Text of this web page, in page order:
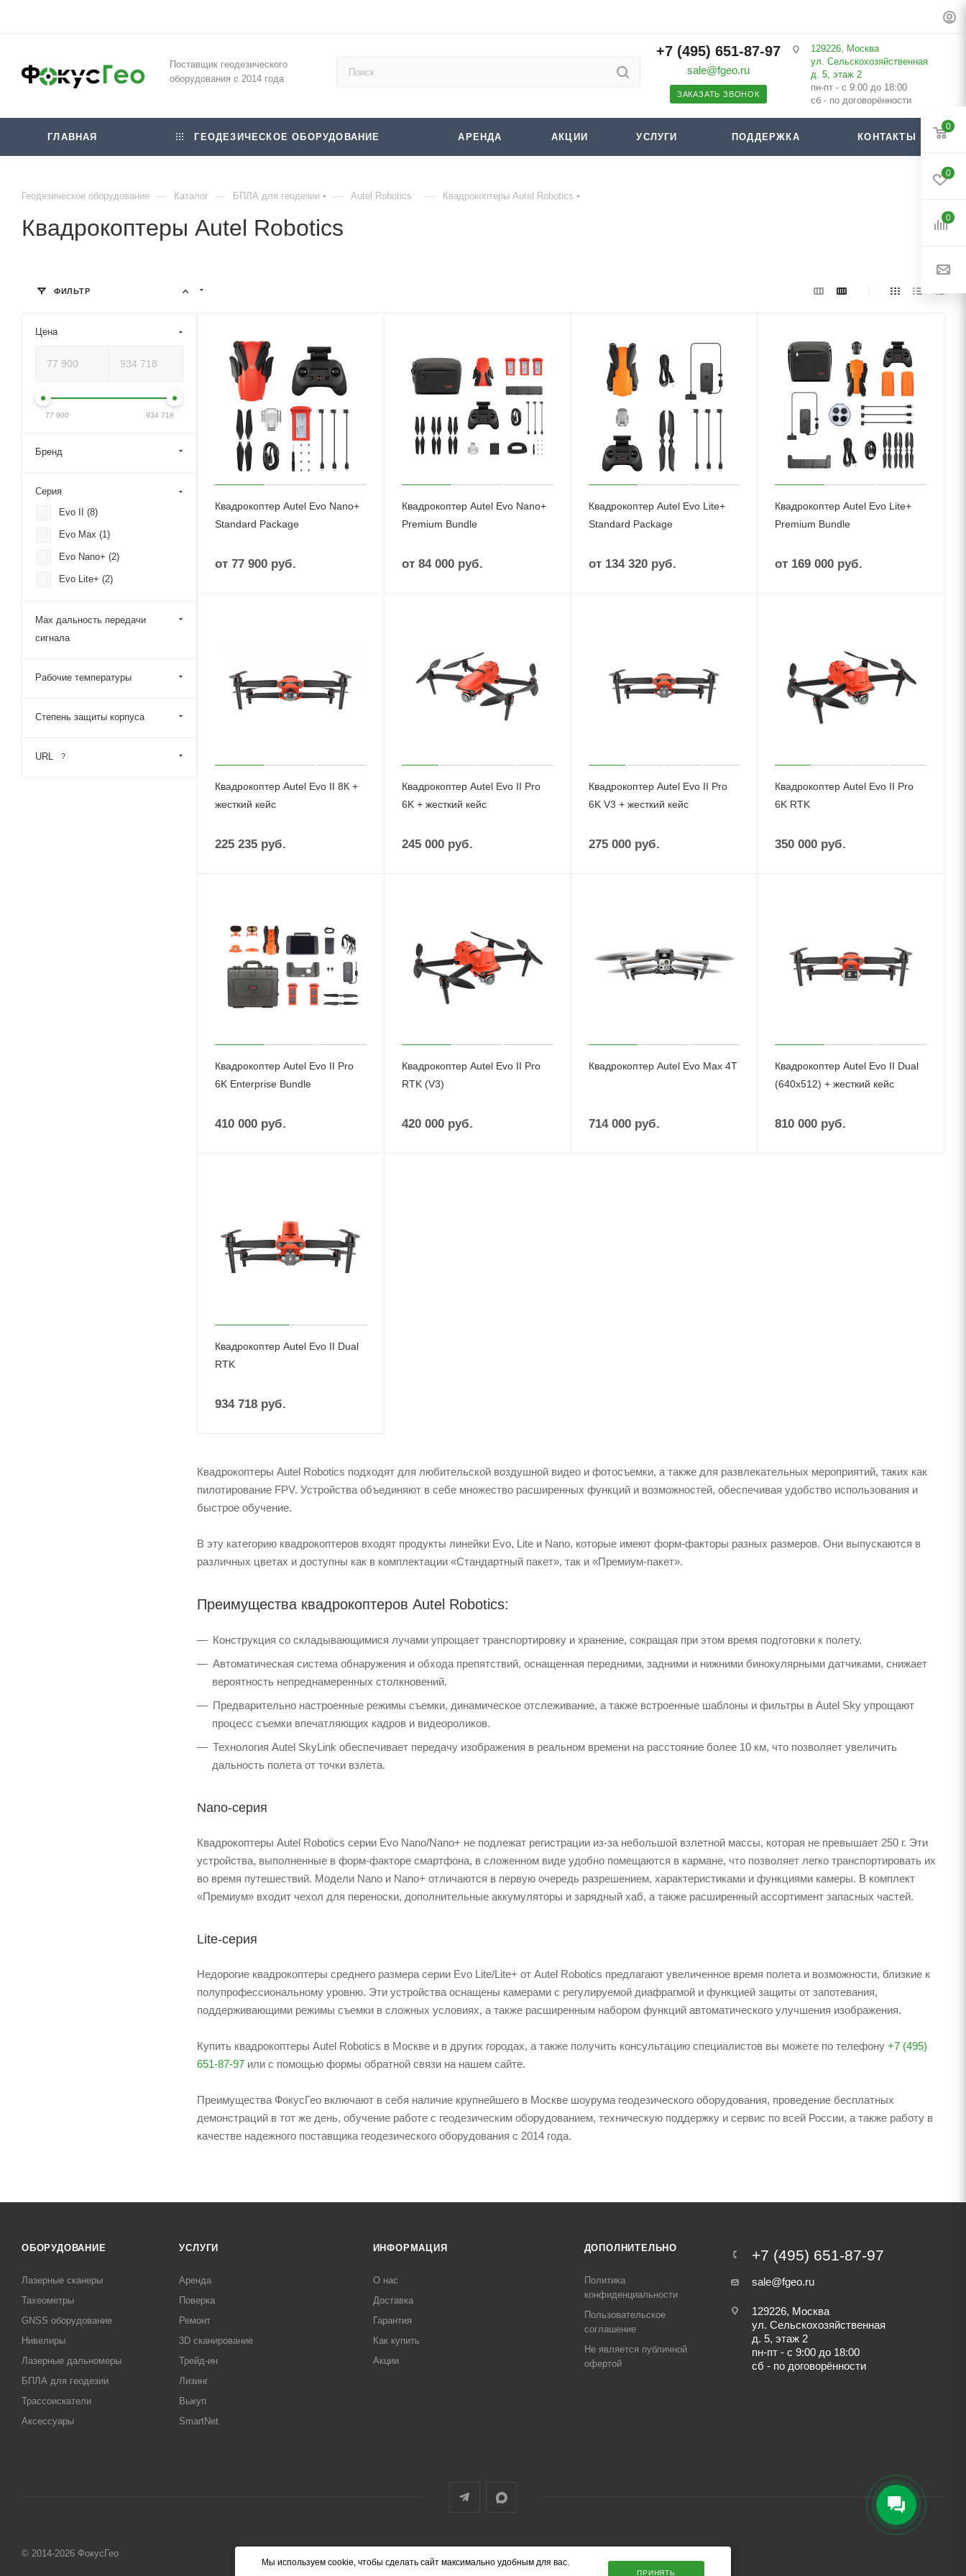
Поставщик геодезического
оборудования с 2014 года
+7 (495) 651-87-97
sale@fgeo.ru
ЗАКАЗАТЬ ЗВОНОК
129226, Москва
ул. Сельскохозяйственная
д. 5, этаж 2
пн-пт - с 9:00 до 18:00
сб - по договорённости
ГЛАВНАЯ ГЕОДЕЗИЧЕСКОЕ ОБОРУДОВАНИЕ АРЕНДА АКЦИИ УСЛУГИ ПОДДЕРЖКА КОНТАКТЫ
Геодезическое оборудование — Каталог — БПЛА для геодезии — Autel Robotics — Квадрокоптеры Autel Robotics
Квадрокоптеры Autel Robotics
Квадрокоптер Autel Evo Nano+
Standard Package
от 77 900 руб.
Квадрокоптер Autel Evo Nano+
Premium Bundle
от 84 000 руб.
Квадрокоптер Autel Evo Lite+
Standard Package
от 134 320 руб.
Квадрокоптер Autel Evo Lite+
Premium Bundle
от 169 000 руб.
Квадрокоптер Autel Evo II 8К +
жесткий кейс
225 235 руб.
Квадрокоптер Autel Evo II Pro
6K + жесткий кейс
245 000руб.
Квадрокоптер Autel Evo II Pro
6K V3 + жесткий кейс
275 000руб.
Квадрокоптер Autel Evo II Pro
6K RTK
350 000 руб.
Квадрокоптер Autel Evo II Pro
6K Enterprise Bundle
410 000 руб.
Квадрокоптер Autel Evo II Pro
RTK (V3)
420 000руб.
Квадрокоптер Autel Evo Max 4T
714 000руб.
Квадрокоптер Autel Evo II Dual
(640x512) + жесткий кейс
810 000 руб.
Квадрокоптер Autel Evo II Dual
RTK
934 718 руб.
Квадрокоптеры Autel Robotics подходят для любительской воздушной видео и фотосъемки, а также для развлекательных мероприятий, таких как
пилотирование FPV. Устройства объединяют в себе множество расширенных функций и возможностей, обеспечивая удобство использования и
быстрое обучение.
В эту категорию квадрокоптеров входят продукты линейки Evo, Lite и Nano, которые имеют форм-факторы разных размеров. Они выпускаются в
различных цветах и ​​доступны как в комплектации «Стандартный пакет», так и «Премиум-пакет».
Преимущества квадрокоптеров Autel Robotics:
Конструкция со складывающимися лучами упрощает транспортировку и хранение, сокращая при этом время подготовки к полету.
Автоматическая система обнаружения и обхода препятствий, оснащенная передними, задними и нижними бинокулярными датчиками, снижает
вероятность непреднамеренных столкновений.
Предварительно настроенные режимы съемки, динамическое отслеживание, а также встроенные шаблоны и фильтры в Autel Sky упрощают
процесс съемки впечатляющих кадров и видеороликов.
Технология Autel SkyLink обеспечивает передачу изображения в реальном времени на расстояние более 10 км, что позволяет увеличить
дальность полета от точки взлета.
Nano-серия
Квадрокоптеры Autel Robotics серии Evo Nano/Nano+ не подлежат регистрации из-за небольшой взлетной массы, которая не превышает 250 г. Эти
устройства, выполненные в форм-факторе смартфона, в сложенном виде удобно помещаются в кармане, что позволяет легко транспортировать их
во время путешествий. Модели Nano и Nano+ отличаются в первую очередь разрешением, характеристиками и функциями камеры. В комплект
«Премиум» входит чехол для переноски, дополнительные аккумуляторы и зарядный хаб, а также расширенный ассортимент запасных частей.
Lite-серия
Недорогие квадрокоптеры среднего размера серии Evo Lite/Lite+ от Autel Robotics предлагают увеличенное время полета и возможности, близкие к
полупрофессиональному уровню. Эти устройства оснащены камерами с регулируемой диафрагмой и функцией защиты от запотевания,
поддерживающими режимы съемки в сложных условиях, а также расширенным набором функций автоматического улучшения изображения.
Купить квадрокоптеры Autel Robotics в Москве и в других городах, а также получить консультацию специалистов вы можете по телефону +7 (495)
651-87-97 или с помощью формы обратной связи на нашем сайте.
Преимущества ФокусГео включают в себя наличие крупнейшего в Москве шоурума геодезического оборудования, проведение бесплатных
демонстраций в тот же день, обучение работе с геодезическим оборудованием, техническую поддержку и сервис по всей России, а также работу в
качестве надежного поставщика геодезического оборудования с 2014 года.
ФИЛЬТР
Цена
77 900 934 718
Бренд
Серия
Evo II (8)
Evo Max (1)
Evo Nano+ (2)
Evo Lite+ (2)
Max дальность передачи
сигнала
Рабочие температуры
Степень защиты корпуса
URL ?
Мы используем cookie, чтобы сделать сайт максимально удобным для вас.
ПРИНЯТЬ
ОБОРУДОВАНИЕ
Лазерные сканеры
Тахеометры
GNSS оборудование
Нивелиры
Лазерные дальномеры
БПЛА для геодезии
Трассоискатели
Аксессуары
УСЛУГИ
Аренда
Поверка
Ремонт
3D сканирование
Трейд-ин
Лизинг
Выкуп
SmartNet
ИНФОРМАЦИЯ
О нас
Доставка
Гарантия
Как купить
Акции
ДОПОЛНИТЕЛЬНО
Политика
конфиденциальности
Пользовательское
соглашение
Не является публичной
офертой
+7 (495) 651-87-97
sale@fgeo.ru
129226, Москва
ул. Сельскохозяйственная
д. 5, этаж 2
пн-пт - с 9:00 до 18:00
сб - по договорённости
© 2014-2026 ФокусГео
0
0
0